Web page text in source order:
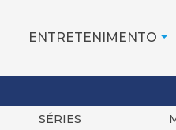
ENTRETENIMENTO
SÉRIES